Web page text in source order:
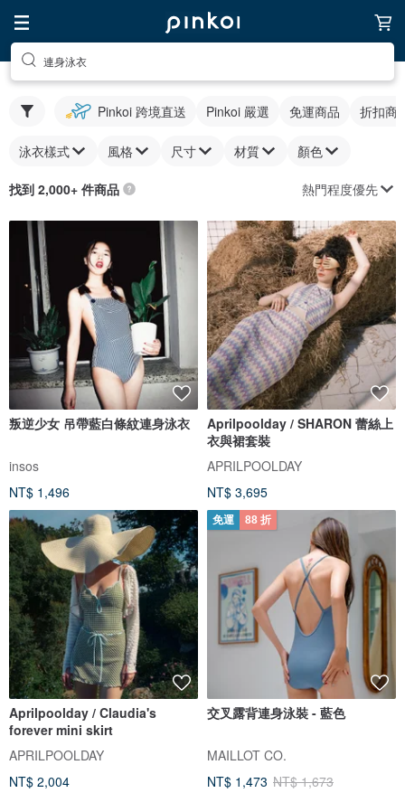
連身泳衣
Pinkoi 跨境直送 Pinkoi 嚴選 免運商品 折扣商
泳衣樣式 風格 尺寸 材質 顏色
找到 2,000+ 件商品 熱門程度優先
叛逆少女 吊帶藍白條紋連身泳衣
insos
NT$ 1,496
Aprilpoolday / SHARON 蕾絲上
衣與裙套裝
APRILPOOLDAY
NT$ 3,695
Aprilpoolday / Claudia's
forever mini skirt
APRILPOOLDAY
NT$ 2,004
免運 88 折
交叉露背連身泳裝 - 藍色
MAILLOT CO.
NT$ 1,473 NT$ 1,673